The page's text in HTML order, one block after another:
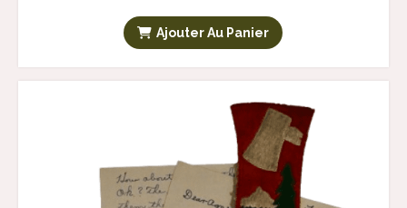
Ajouter Au Panier